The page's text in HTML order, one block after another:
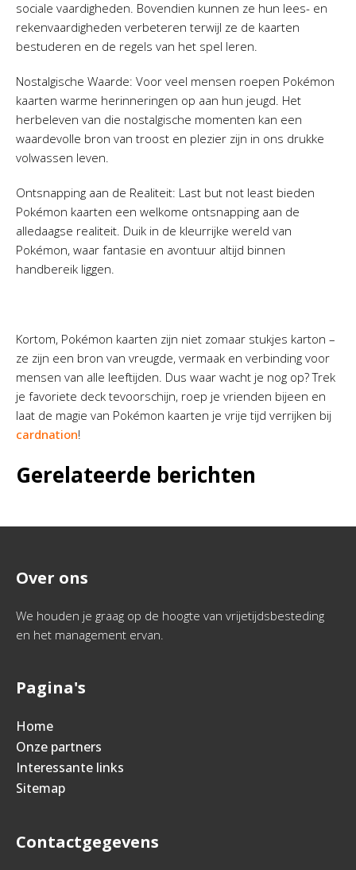
sociale vaardigheden. Bovendien kunnen ze hun lees- en
rekenvaardigheden verbeteren terwijl ze de kaarten
bestuderen en de regels van het spel leren.
Nostalgische Waarde: Voor veel mensen roepen Pokémon
kaarten warme herinneringen op aan hun jeugd. Het
herbeleven van die nostalgische momenten kan een
waardevolle bron van troost en plezier zijn in ons drukke
volwassen leven.
Ontsnapping aan de Realiteit: Last but not least bieden
Pokémon kaarten een welkome ontsnapping aan de
alledaagse realiteit. Duik in de kleurrijke wereld van
Pokémon, waar fantasie en avontuur altijd binnen
handbereik liggen.
Kortom, Pokémon kaarten zijn niet zomaar stukjes karton –
ze zijn een bron van vreugde, vermaak en verbinding voor
mensen van alle leeftijden. Dus waar wacht je nog op? Trek
je favoriete deck tevoorschijn, roep je vrienden bijeen en
laat de magie van Pokémon kaarten je vrije tijd verrijken bij
cardnation!
Gerelateerde berichten
Over ons
We houden je graag op de hoogte van vrijetijdsbesteding
en het management ervan.
Pagina's
Home
Onze partners
Interessante links
Sitemap
Contactgegevens